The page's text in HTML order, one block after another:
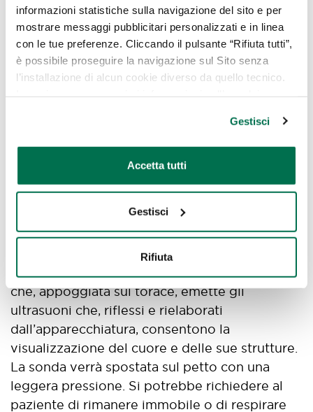
informazioni statistiche sulla navigazione del sito e per
mostrare messaggi pubblicitari personalizzati e in linea
con le tue preferenze. Cliccando il pulsante “Rifiuta tutti”,
è possibile proseguire la navigazione sul Sito senza
l’installazione di alcun cookie diverso da quello tecnico.
oppure cliccare su “GESTISCI” per scegliere quali
cookie
Gestisci
Accetta tutti
Gestisci
Rifiuta
Non esistono particolari controindicazioni
all’ecocardiografia: chiunque può sottoporsi
all’esame.
transtoracica?
Si fa stendere il paziente a petto nudo sul
lettino dell’ecografista, che gli posizionerà
degli elettrodi sul petto. In seguito
l’ecografista spalmerà un apposito gel sul
petto del paziente e sul trasduttore, una sonda
che, appoggiata sul torace, emette gli
ultrasuoni che, riflessi e rielaborati
dall’apparecchiatura, consentono la
visualizzazione del cuore e delle sue strutture.
La sonda verrà spostata sul petto con una
leggera pressione. Si potrebbe richiedere al
paziente di rimanere immobile o di respirare